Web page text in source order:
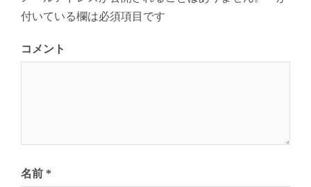
付いている欄は必須項目です
コメント
名前 *